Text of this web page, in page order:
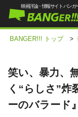
映画評論・情報サイト バンガ
BANGER!!! トップ >
笑い、暴力、
く“らしさ”炸
ーのバラード』